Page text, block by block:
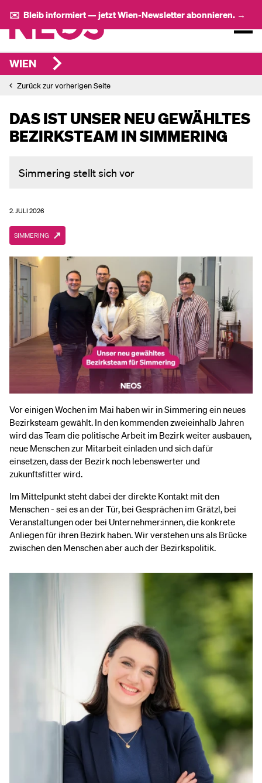
✉️ Bleib informiert — jetzt Wien-Newsletter abonnieren. →
WIEN
Zurück zur vorherigen Seite
DAS IST UNSER NEU GEWÄHLTES
BEZIRKSTEAM IN SIMMERING
Simmering stellt sich vor
2. JULI 2026
SIMMERING
Vor einigen Wochen im Mai haben wir in Simmering ein neues
Bezirksteam gewählt. In den kommenden zweieinhalb Jahren
wird das Team die politische Arbeit im Bezirk weiter ausbauen,
neue Menschen zur Mitarbeit einladen und sich dafür
einsetzen, dass der Bezirk noch lebenswerter und
zukunftsfitter wird.
Im Mittelpunkt steht dabei der direkte Kontakt mit den
Menschen - sei es an der Tür, bei Gesprächen im Grätzl, bei
Veranstaltungen oder bei Unternehmer:innen, die konkrete
Anliegen für ihren Bezirk haben. Wir verstehen uns als Brücke
zwischen den Menschen aber auch der Bezirkspolitik.